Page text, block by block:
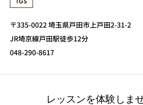
〒335-0022 埼玉県戸田市上戸田2-31-2
JR埼京線戸田駅徒歩12分
048-290-8617
レッスンを体験しま